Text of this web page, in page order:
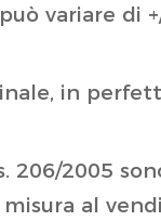
variare di
in
2005
al